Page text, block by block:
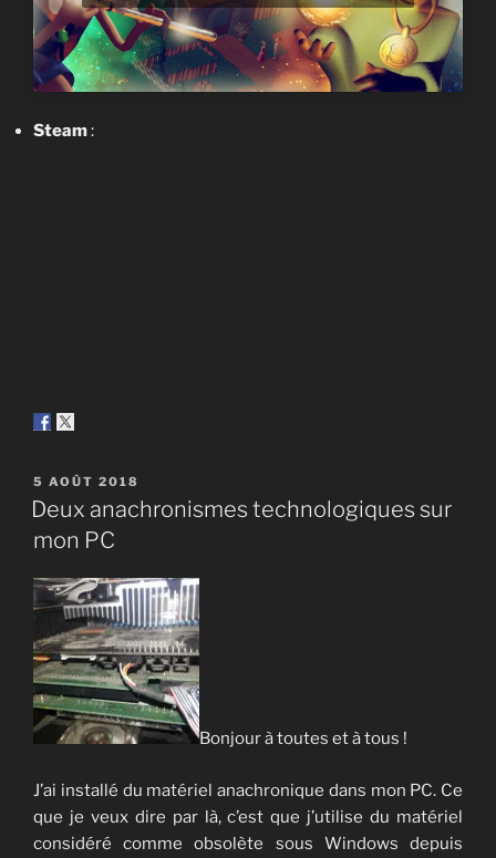
Steam:
PUBLIÉ
LE
5 AOÛT 2018
Deux anachronismes technologiques sur
mon PC
Bonjour à toutes et à tous !
J’ai installé du matériel anachronique dans mon PC. Ce
que je veux dire par là, c’est que j’utilise du matériel
considéré comme obsolète sous Windows depuis